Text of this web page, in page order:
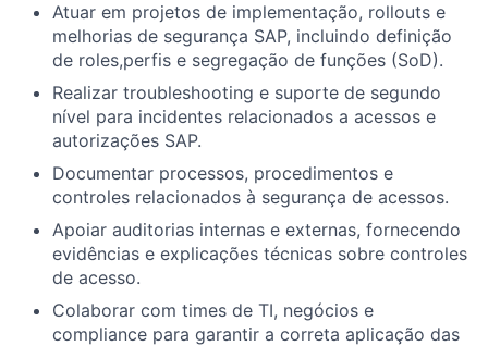
Atuar em projetos de implementação, rollouts e
melhorias de segurança SAP, incluindo definição
de roles,perfis e segregação de funções (SoD).
Realizar troubleshooting e suporte de segundo
nível para incidentes relacionados a acessos e
autorizações SAP.
Documentar processos, procedimentos e
controles relacionados à segurança de acessos.
Apoiar auditorias internas e externas, fornecendo
evidências e explicações técnicas sobre controles
de acesso.
Colaborar com times de TI, negócios e
compliance para garantir a correta aplicação das